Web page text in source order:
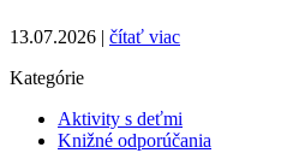
13.07.2026 | čítať viac
Kategórie
Aktivity s deťmi
Knižné odporúčania